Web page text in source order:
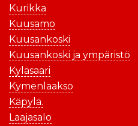
Kurikka
Kuusamo
Kuusankoski
Kuusankoski ja ympäristö
Kyläsaari
Kymenlaakso
Käpylä.
Laajasalo